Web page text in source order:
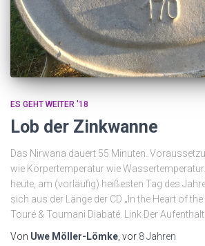
ES GEHT WEITER '18
Lob der Zinkwanne
Das Nirwana dauert 55 Minuten.
wie Körpertemperatur wie
heute, am (vorläufig) heißesten Tag des
sich aus der Länge der CD „In the Heart of
Touré & Toumani Diabaté. Link Der Aufenthalt
Von Uwe Möller-Lömke , vor 8 Jahren